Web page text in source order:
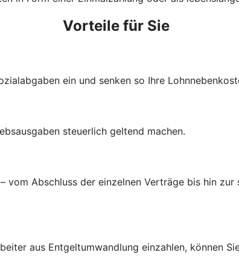
Vorteile für Sie
ein und senken so Ihre
steuerlich geltend machen.
Abschluss der einzelnen Verträge bis hin
aus Entgeltumwandlung einzahlen, können